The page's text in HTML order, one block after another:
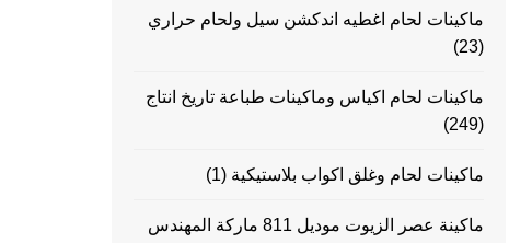
ماكينات لحام اغطيه اندكشن سيل ولحام حراري
(23)
ماكينات لحام اكياس وماكينات طباعة تاريخ انتاج
(249)
ماكينات لحام وغلق اكواب بلاستيكية (1)
ماكينة عصر الزيوت موديل 811 ماركة المهندس